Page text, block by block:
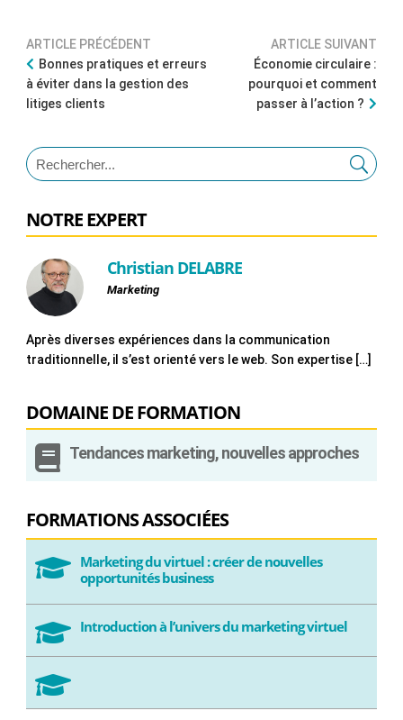
ARTICLE PRÉCÉDENT
Bonnes pratiques et erreurs
à éviter dans la gestion des
litiges clients
ARTICLE SUIVANT
Économie circulaire :
pourquoi et comment
passer à l’action ?
NOTRE EXPERT
Christian DELABRE
Marketing
Après diverses expériences dans la communication
traditionnelle, il s’est orienté vers le web. Son expertise […]
DOMAINE DE FORMATION
 Tendances marketing, nouvelles approches
FORMATIONS ASSOCIÉES
 Marketing du virtuel : créer de nouvelles
opportunités business
 Introduction à l’univers du marketing virtuel
